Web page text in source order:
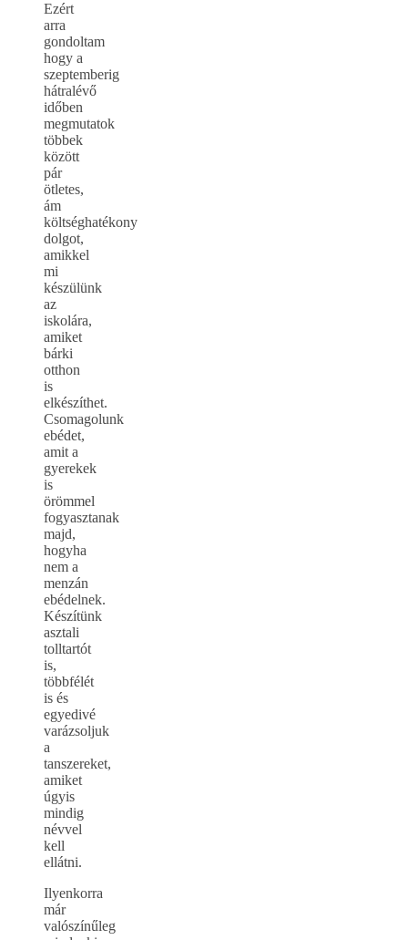
Ezért
arra
gondoltam
hogy a
szeptemberig
hátralévő
időben
megmutatok
többek
között
pár
ötletes,
ám
költséghatékony
dolgot,
amikkel
mi
készülünk
az
iskolára,
amiket
bárki
otthon
is
elkészíthet.
Csomagolunk
ebédet,
amit a
gyerekek
is
örömmel
fogyasztanak
majd,
hogyha
nem a
menzán
ebédelnek.
Készítünk
asztali
tolltartót
is,
többfélét
is és
egyedivé
varázsoljuk
a
tanszereket,
amiket
úgyis
mindig
névvel
kell
ellátni.
Ilyenkorra
már
valószínűleg